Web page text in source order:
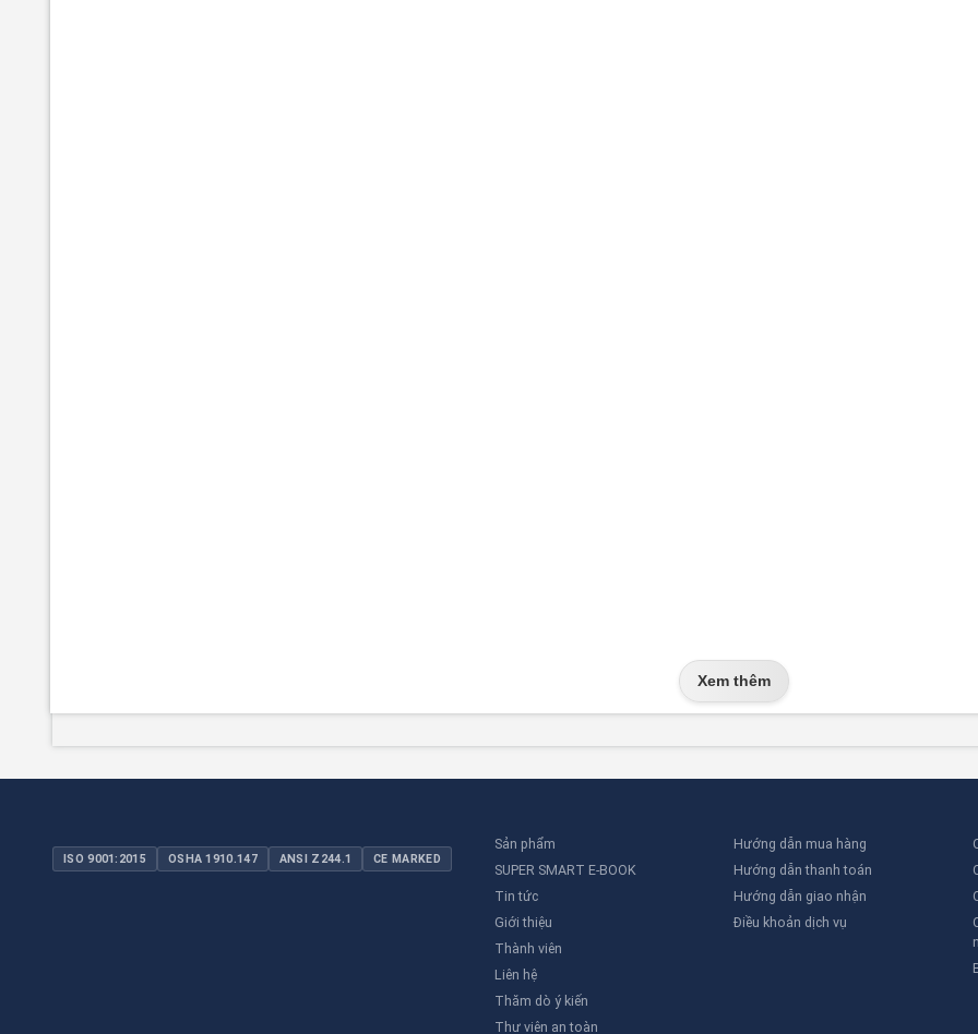
Xem thêm
ISO 9001:2015 OSHA 1910.147 ANSI Z244.1 CE MARKED
Sản phẩm
SUPER SMART E-BOOK
Tin tức
Giới thiệu
Thành viên
Liên hệ
Thăm dò ý kiến
Thư viên an toàn
Hướng dẫn mua hàng
Hướng dẫn thanh toán
Hướng dẫn giao nhận
Điều khoản dịch vụ